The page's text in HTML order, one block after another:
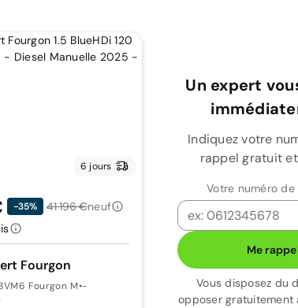
6 jours
Fourgon
Fourgon M•-
-35% 41 196 €neuf
Un expert
Indiquez votre
rappel gratuit
Votre numéro
Me
Vous disposez du
opposer gratuitement